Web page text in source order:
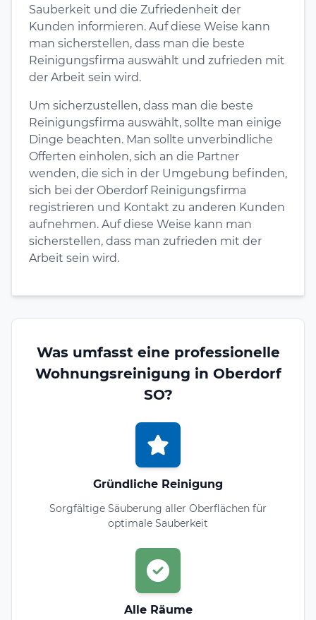
Sauberkeit und die Zufriedenheit der
Kunden informieren. Auf diese Weise kann
man sicherstellen, dass man die beste
Reinigungsfirma auswählt und zufrieden mit
der Arbeit sein wird.
Um sicherzustellen, dass man die beste
Reinigungsfirma auswählt, sollte man einige
Dinge beachten. Man sollte unverbindliche
Offerten einholen, sich an die Partner
wenden, die sich in der Umgebung befinden,
sich bei der Oberdorf Reinigungsfirma
registrieren und Kontakt zu anderen Kunden
aufnehmen. Auf diese Weise kann man
sicherstellen, dass man zufrieden mit der
Arbeit sein wird.
Was umfasst eine professionelle
Wohnungsreinigung in Oberdorf
SO?
Gründliche Reinigung
Sorgfältige Säuberung aller Oberflächen für
optimale Sauberkeit
Alle Räume